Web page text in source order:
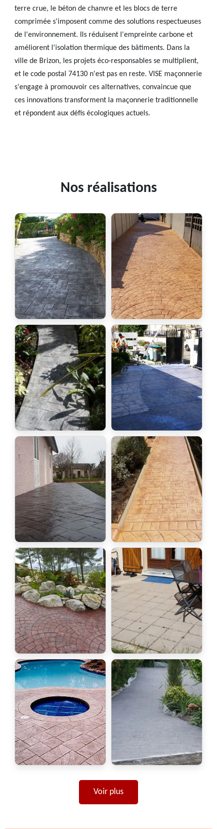
terre crue, le béton de chanvre et les blocs de terre
comprimée s'imposent comme des solutions respectueuses
de l'environnement. Ils réduisent l'empreinte carbone et
améliorent l'isolation thermique des bâtiments. Dans la
ville de Brizon, les projets éco-responsables se multiplient,
et le code postal 74130 n'est pas en reste. VISE maçonnerie
s'engage à promouvoir ces alternatives, convaincue que
ces innovations transforment la maçonnerie traditionnelle
et répondent aux défis écologiques actuels.
Nos réalisations
Voir plus